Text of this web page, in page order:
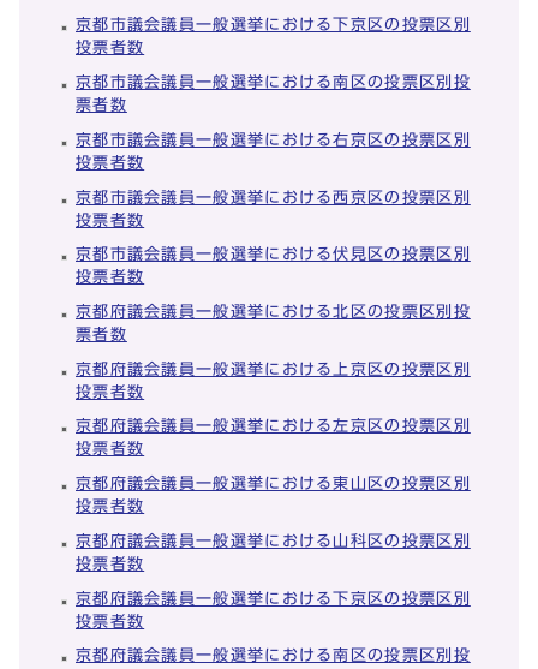
京都市議会議員一般選挙における下京区の投票区別
投票者数
京都市議会議員一般選挙における南区の投票区別投
票者数
京都市議会議員一般選挙における右京区の投票区別
投票者数
京都市議会議員一般選挙における西京区の投票区別
投票者数
京都市議会議員一般選挙における伏見区の投票区別
投票者数
京都府議会議員一般選挙における北区の投票区別投
票者数
京都府議会議員一般選挙における上京区の投票区別
投票者数
京都府議会議員一般選挙における左京区の投票区別
投票者数
京都府議会議員一般選挙における東山区の投票区別
投票者数
京都府議会議員一般選挙における山科区の投票区別
投票者数
京都府議会議員一般選挙における下京区の投票区別
投票者数
京都府議会議員一般選挙における南区の投票区別投